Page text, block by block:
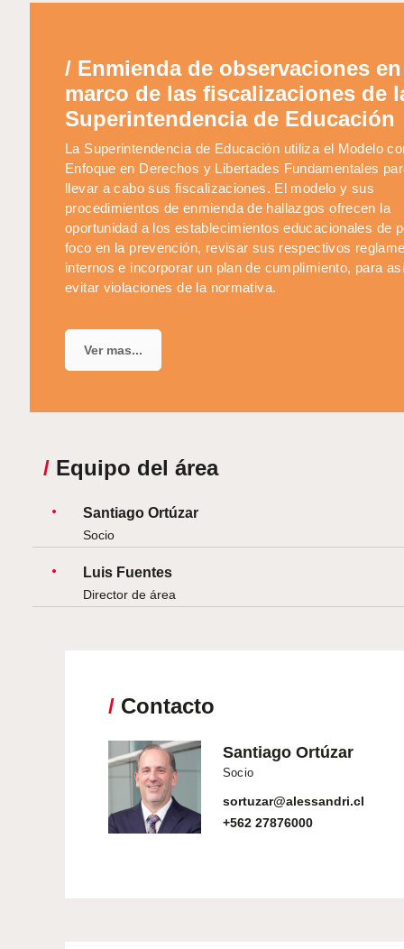
/ Enmienda de observaciones
marco de las fiscalizaciones de
Superintendencia de Educación
La Superintendencia de Educación utiliza el Modelo
Enfoque en Derechos y Libertades Fundamentales
llevar a cabo sus fiscalizaciones. El modelo y sus
procedimientos de enmienda de hallazgos ofrecen la
oportunidad a los establecimientos educacionales de
foco en la prevención, revisar sus respectivos
internos e incorporar un plan de cumplimiento, para
evitar violaciones de la normativa.
Ver mas...
/ Equipo del área
Santiago Ortúzar
Socio
Luis Fuentes
Director de área
/ Contacto
Santiago Ortúzar
Socio
sortuzar@alessandri.cl
+562 27876000